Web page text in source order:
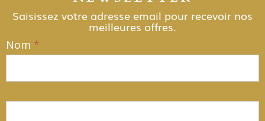
Saisissez votre adresse email pour recevoir nos
meilleures offres.
NEWSLETTER
Nom *